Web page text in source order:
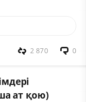
0
2 870
ат қою)